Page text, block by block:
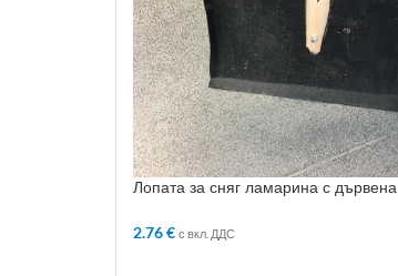
Лопата за сняг ламарина с дървена
2.76€ с вкл. ДДС